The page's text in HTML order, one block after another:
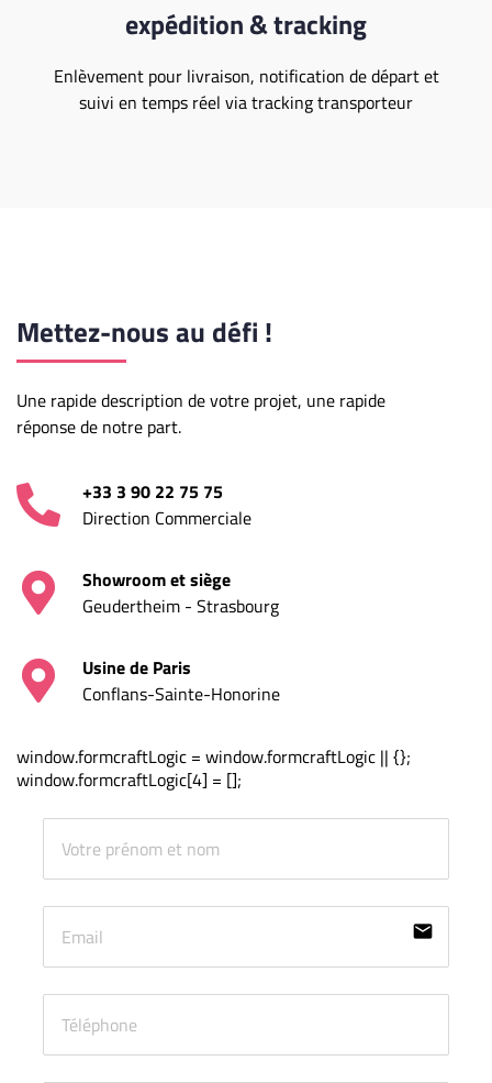
expédition & tracking
Enlèvement pour livraison, notification de départ et
suivi en temps réel via tracking transporteur
Mettez-nousau défi !
Une rapide description de votre projet, une rapide
réponse de notre part.
+33 3 90 22 75 75
Direction Commerciale
Showroom et siège
Geudertheim - Strasbourg
Usine de Paris
Conflans-Sainte-Honorine
window.formcraftLogic = window.formcraftLogic || {};
window.formcraftLogic[4] = [];
email